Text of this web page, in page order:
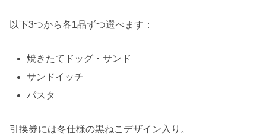
以下3つから各1品ずつ選べます：
焼きたてドッグ・サンド
サンドイッチ
パスタ
引換券には冬仕様の黒ねこデザイン入り。